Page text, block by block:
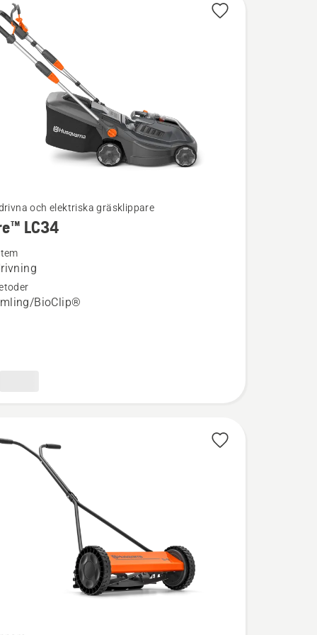
och elektriska gräsklippare
LC34
BioClip®